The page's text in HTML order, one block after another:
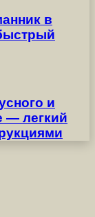
в
и
— легкий